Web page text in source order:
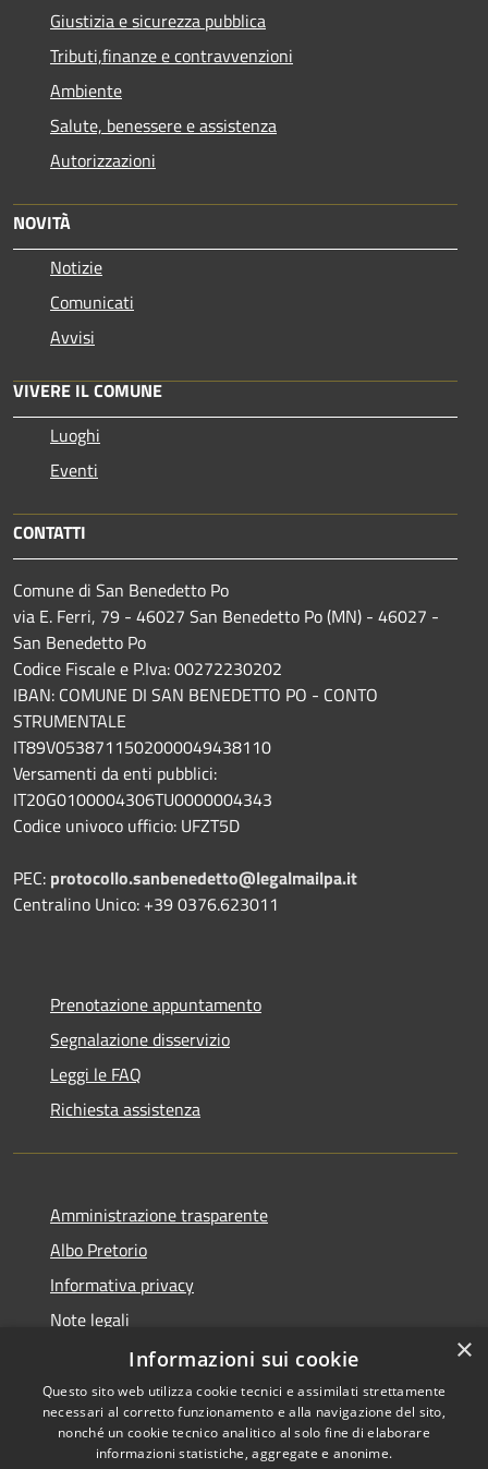
Giustizia e sicurezza pubblica
Tributi,finanze e contravvenzioni
Ambiente
Salute, benessere e assistenza
Autorizzazioni
NOVITÀ
Notizie
Comunicati
Avvisi
VIVERE IL COMUNE
Luoghi
Eventi
CONTATTI
Comune di San Benedetto Po
via E. Ferri, 79 - 46027 San Benedetto Po (MN) - 46027 -
San Benedetto Po
Codice Fiscale e P.Iva: 00272230202
IBAN: COMUNE DI SAN BENEDETTO PO - CONTO
STRUMENTALE
IT89V0538711502000049438110
Versamenti da enti pubblici:
IT20G0100004306TU0000004343
Codice univoco ufficio: UFZT5D
PEC: protocollo.sanbenedetto@legalmailpa.it
Centralino Unico: +39 0376.623011
Prenotazione appuntamento
Segnalazione disservizio
Leggi le FAQ
Richiesta assistenza
Amministrazione trasparente
Albo Pretorio
Informativa privacy
Note legali
Dichiarazione di accessibilità
×
Informazioni sui cookie
Questo sito web utilizza cookie tecnici e assimilati strettamente
necessari al corretto funzionamento e alla navigazione del sito,
nonché un cookie tecnico analitico al solo fine di elaborare
informazioni statistiche, aggregate e anonime.